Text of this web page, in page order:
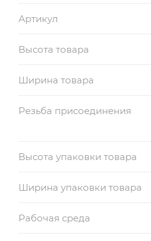
Эксплуатация: фильтр
Артикул
Высота товара
Ширина товара
Резьба присоединения
Высота упаковки товара
Ширина упаковки товара
Рабочая среда